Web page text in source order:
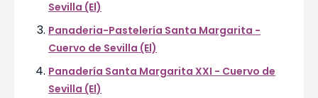
Sevilla (El)
Panaderia-Pastelería Santa Margarita -
Cuervo de Sevilla (El)
Panadería Santa Margarita XXI - Cuervo de
Sevilla (El)